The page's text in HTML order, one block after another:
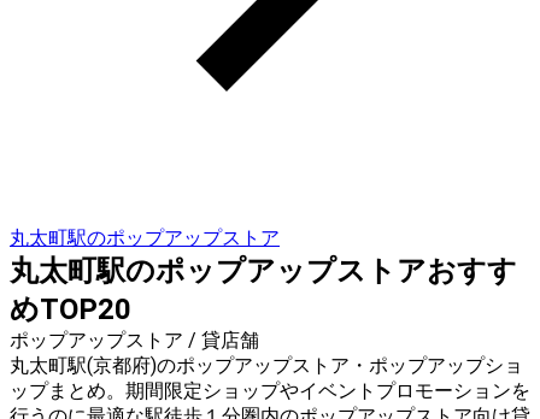
丸太町駅のポップアップストア
丸太町駅のポップアップストアおすす
めTOP20
ポップアップストア / 貸店舗
丸太町駅(京都府)のポップアップストア・ポップアップショ
ップまとめ。期間限定ショップやイベントプロモーションを